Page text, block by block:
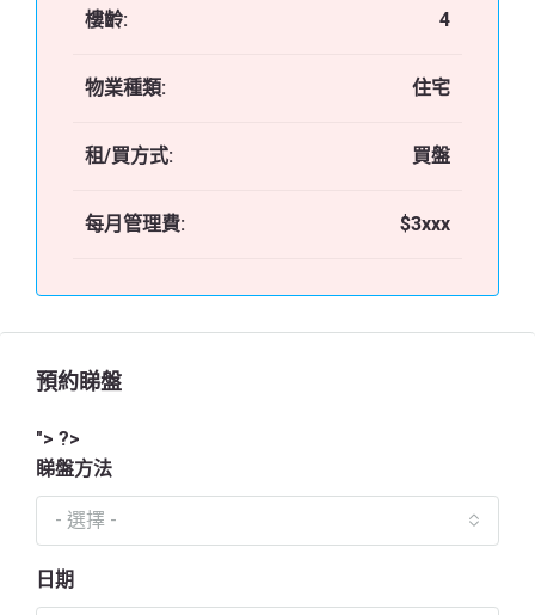
樓齡: 4
物業種類: 住宅
租/買方式: 買盤
每月管理費: $3xxx
預約睇盤
"> ?>
睇盤方法
- 選擇 -
日期